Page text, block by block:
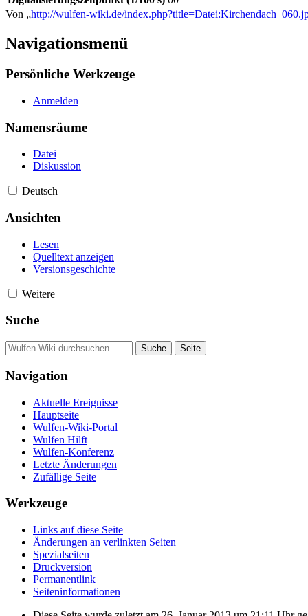
Von „http://wulfen-wiki.de/
Navigationsmenü
Persönliche Werkzeuge
Anmelden
Namensräume
Datei
Diskussion
Deutsch
Ansichten
Lesen
Quelltext anzeigen
Versionsgeschichte
Weitere
Suche
Navigation
Aktuelle Ereignisse
Hauptseite
Wulfen-Wiki-Portal
Wulfen Hilft
Wulfen-Konferenz
Letzte Änderungen
Zufällige Seite
Werkzeuge
Links auf diese Seite
Änderungen an verlinkten Seiten
Spezialseiten
Druckversion
Permanentlink
Seiten­­informationen